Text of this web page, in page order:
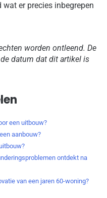
er precies inbegrepen
worden ontleend. De
datum dat dit artikel is
een uitbouw?
aanbouw?
ontdekt na
van een jaren 60-woning?